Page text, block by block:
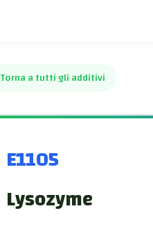
Torna a tutti gli additivi
E1105
Lysozyme